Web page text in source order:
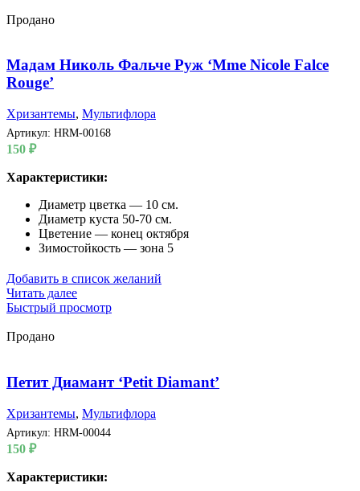
Продано
Мадам Николь Фальче Руж ‘Mme Nicole Falce
Rouge’
Хризантемы, Мультифлора
Артикул: HRM-00168
150 ₽
Характеристики:
Диаметр цветка — 10 см.
Диаметр куста 50-70 см.
Цветение — конец октября
Зимостойкость — зона 5
Добавить в список желаний
Читать далее
Быстрый просмотр
Продано
Петит Диамант ‘Petit Diamant’
Хризантемы, Мультифлора
Артикул: HRM-00044
150 ₽
Характеристики: